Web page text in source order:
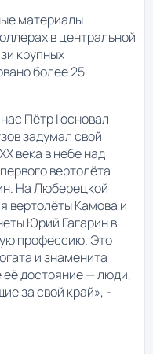
материалы
в центральной
крупных
более 25
Пётр I основал
задумал свой
века в небе над
вертолёта
На Люберецкой
вертолёты Камова и
Юрий Гагарин в
профессию. Это
и знаменита
достояние — люди,
за свой край», -